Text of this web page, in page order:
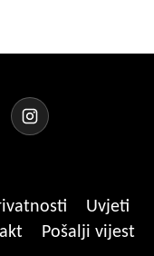
Uvjeti
Pošalji vijest